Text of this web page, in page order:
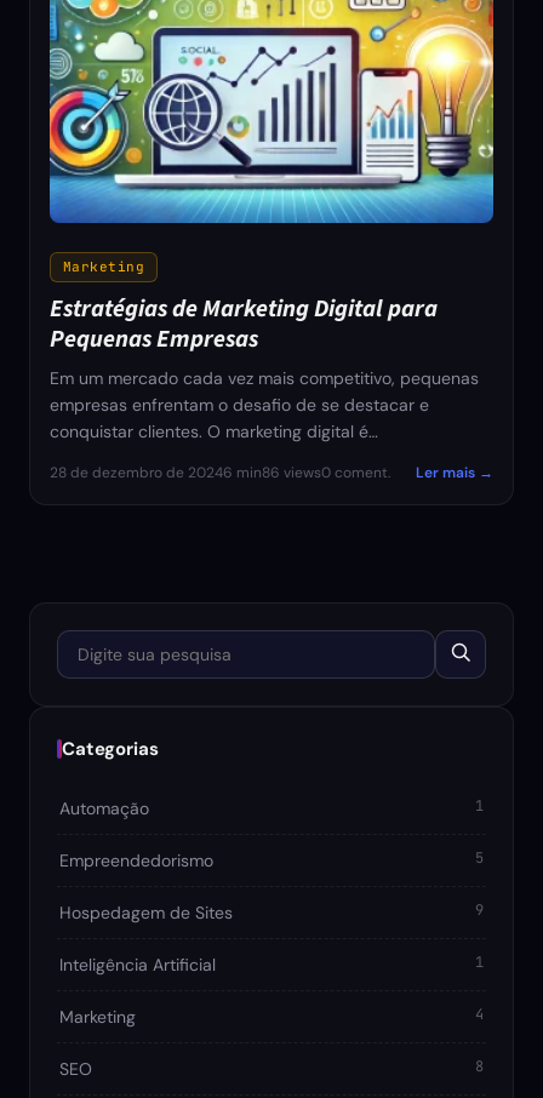
Marketing
Estratégias de Marketing Digital para
Pequenas Empresas
Em um mercado cada vez mais competitivo, pequenas
empresas enfrentam o desafio de se destacar e
conquistar clientes. O marketing digital é…
28 de dezembro de 20246 min86 views0 coment. Ler mais →
Digite sua pesquisa
Categorias
Automação 1
Empreendedorismo 5
Hospedagem de Sites 9
Inteligência Artificial 1
Marketing 4
SEO 8